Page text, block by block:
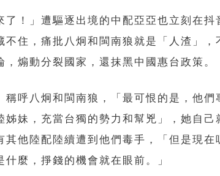
了！」遭驅逐出境的中配亞亞也立刻在抖
不住，痛批八炯和閩南狼就是「人渣」，
，煽動分裂國家，還抹黑中國惠台政策。
稱呼八炯和閩南狼，「最可恨的是，他們
姊妹，充當台獨的勢力和幫兇」，她自己
其他陸配陸續遭到他們毒手，「但是現在
什麼，掙錢的機會就在眼前。」